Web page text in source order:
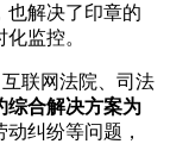
也解决了印章的
监控。
联网法院、司法
综合解决方案为
纠纷等问题，